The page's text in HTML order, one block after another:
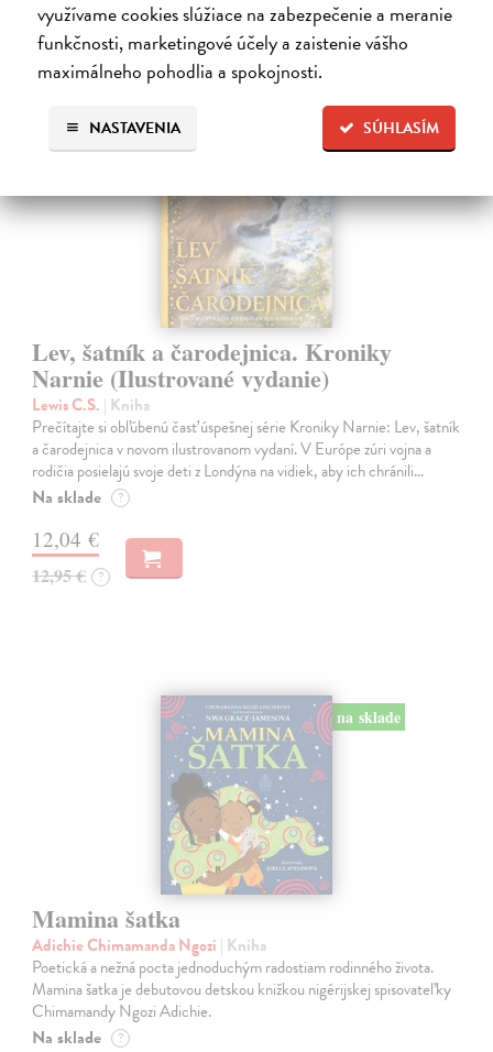
využívame cookies slúžiace na zabezpečenie a meranie
funkčnosti, marketingové účely a zaistenie vášho
maximálneho pohodlia a spokojnosti.
SÚHLASÍM
NASTAVENIA
28,90 € ?
na sklade
Lev, šatník a čarodejnica. Kroniky
Narnie (Ilustrované vydanie)
Lewis C.S. | Kniha
Prečítajte si obľúbenú časť úspešnej série Kroniky Narnie: Lev, šatník
a čarodejnica v novom ilustrovanom vydaní. V Európe zúri vojna a
rodičia posielajú svoje deti z Londýna na vidiek, aby ich chránili…
Na sklade ?
12,04 €
12,95 € ?
na sklade
Mamina šatka
Adichie Chimamanda Ngozi | Kniha
Poetická a nežná pocta jednoduchým radostiam rodinného života.
Mamina šatka je debutovou detskou knižkou nigérijskej spisovateľky
Chimamandy Ngozi Adichie.
Na sklade ?